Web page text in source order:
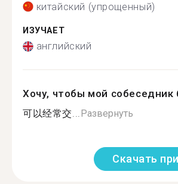
китайский (упрощенный)
ИЗУЧАЕТ
английский
Хочу, чтобы мой собеседник
可以经常交...Развернуть
Скачать